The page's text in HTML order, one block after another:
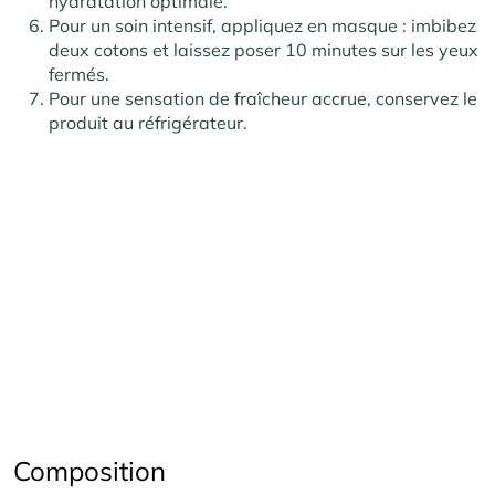
Pour un soin intensif, appliquez en masque : imbibez
deux cotons et laissez poser 10 minutes sur les yeux
fermés.
Pour une sensation de fraîcheur accrue, conservez le
produit au réfrigérateur.
Composition